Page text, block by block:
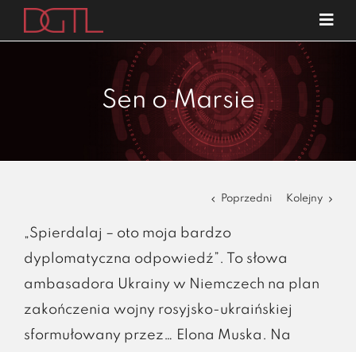
Przejdź
Sen o Marsie
Poprzedni Kolejny
„Spierdalaj – oto moja bardzo
dyplomatyczna odpowiedź”. To słowa
ambasadora Ukrainy w Niemczech na plan
zakończenia wojny rosyjsko-ukraińskiej
sformułowany przez… Elona Muska. Na